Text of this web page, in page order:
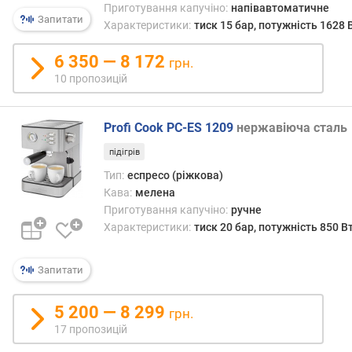
у
д
и
(
л
)
б
є
м
к
в
о
л
к
и
(
Запитати
Приготування капучіно: напівавтоматичне
Характеристики: тиск 15 бар, потужність 1628
6 350 — 8 172 грн.
10 пропозицій
Запитати
Profi Cook PC-ES 1209 нержавіюча сталь
підігрів
Тип: еспресо (ріжкова)
Кава: мелена
Приготування капучіно: ручне
Характеристики: тиск 20 бар, потужність 850
5 200 — 8 299 грн.
17 пропозицій